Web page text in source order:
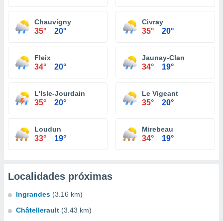
Chauvigny
35° 20°
Civray
35° 20°
Fleix
34° 20°
Jaunay-Clan
34° 19°
L'Isle-Jourdain
35° 20°
Le Vigeant
35° 20°
Loudun
33° 19°
Mirebeau
34° 19°
Localidades próximas
Ingrandes (3.16 km)
Châtellerault (3.43 km)